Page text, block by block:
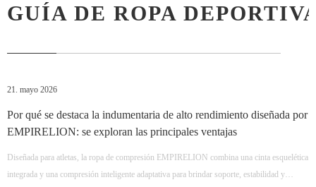
GUÍA DE ROPA
21. mayo 2026
Por qué se destaca la indumentaria de alto rendimiento diseñada por
EMPIRELION: se exploran las principales ventajas
Diseñada para atletas, la ropa de compresión EMPIRELION combina una cinta esquelética
integrada y una compresión inteligente adaptativa para brindar soporte, estabilidad y